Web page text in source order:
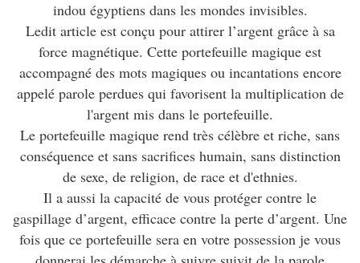
indou égyptiens dans les mondes invisibles.
Ledit article est conçu pour attirer l’argent grâce à sa
force magnétique. Cette portefeuille magique est
accompagné des mots magiques ou incantations encore
appelé parole perdues qui favorisent la multiplication de
l'argent mis dans le portefeuille.
Le portefeuille magique rend très célèbre et riche, sans
conséquence et sans sacrifices humain, sans distinction
de sexe, de religion, de race et d'ethnies.
Il a aussi la capacité de vous protéger contre le
gaspillage d’argent, efficace contre la perte d’argent. Une
fois que ce portefeuille sera en votre possession je vous